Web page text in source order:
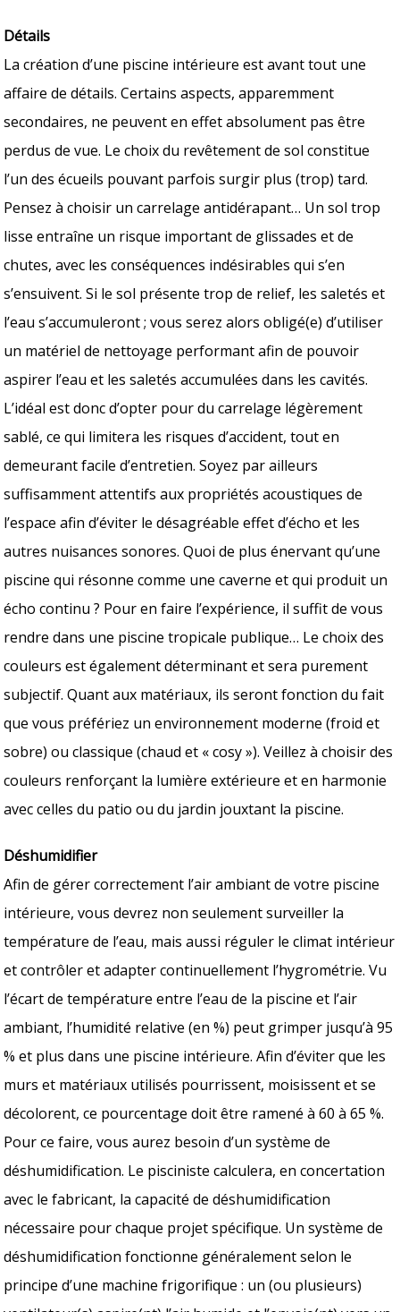
Détails
La création d’une piscine intérieure est avant tout une
affaire de détails. Certains aspects, apparemment
secondaires, ne peuvent en effet absolument pas être
perdus de vue. Le choix du revêtement de sol constitue
l’un des écueils pouvant parfois surgir plus (trop) tard.
Pensez à choisir un carrelage antidérapant… Un sol trop
lisse entraîne un risque important de glissades et de
chutes, avec les conséquences indésirables qui s’en
s’ensuivent. Si le sol présente trop de relief, les saletés et
l’eau s’accumuleront ; vous serez alors obligé(e) d’utiliser
un matériel de nettoyage performant afin de pouvoir
aspirer l’eau et les saletés accumulées dans les cavités.
L’idéal est donc d’opter pour du carrelage légèrement
sablé, ce qui limitera les risques d’accident, tout en
demeurant facile d’entretien. Soyez par ailleurs
suffisamment attentifs aux propriétés acoustiques de
l’espace afin d’éviter le désagréable effet d’écho et les
autres nuisances sonores. Quoi de plus énervant qu’une
piscine qui résonne comme une caverne et qui produit un
écho continu ? Pour en faire l’expérience, il suffit de vous
rendre dans une piscine tropicale publique… Le choix des
couleurs est également déterminant et sera purement
subjectif. Quant aux matériaux, ils seront fonction du fait
que vous préfériez un environnement moderne (froid et
sobre) ou classique (chaud et « cosy »). Veillez à choisir des
couleurs renforçant la lumière extérieure et en harmonie
avec celles du patio ou du jardin jouxtant la piscine.
Déshumidifier
Afin de gérer correctement l’air ambiant de votre piscine
intérieure, vous devrez non seulement surveiller la
température de l’eau, mais aussi réguler le climat intérieur
et contrôler et adapter continuellement l’hygrométrie. Vu
l’écart de température entre l’eau de la piscine et l’air
ambiant, l’humidité relative (en %) peut grimper jusqu’à 95
% et plus dans une piscine intérieure. Afin d’éviter que les
murs et matériaux utilisés pourrissent, moisissent et se
décolorent, ce pourcentage doit être ramené à 60 à 65 %.
Pour ce faire, vous aurez besoin d’un système de
déshumidification. Le pisciniste calculera, en concertation
avec le fabricant, la capacité de déshumidification
nécessaire pour chaque projet spécifique. Un système de
déshumidification fonctionne généralement selon le
principe d’une machine frigorifique : un (ou plusieurs)